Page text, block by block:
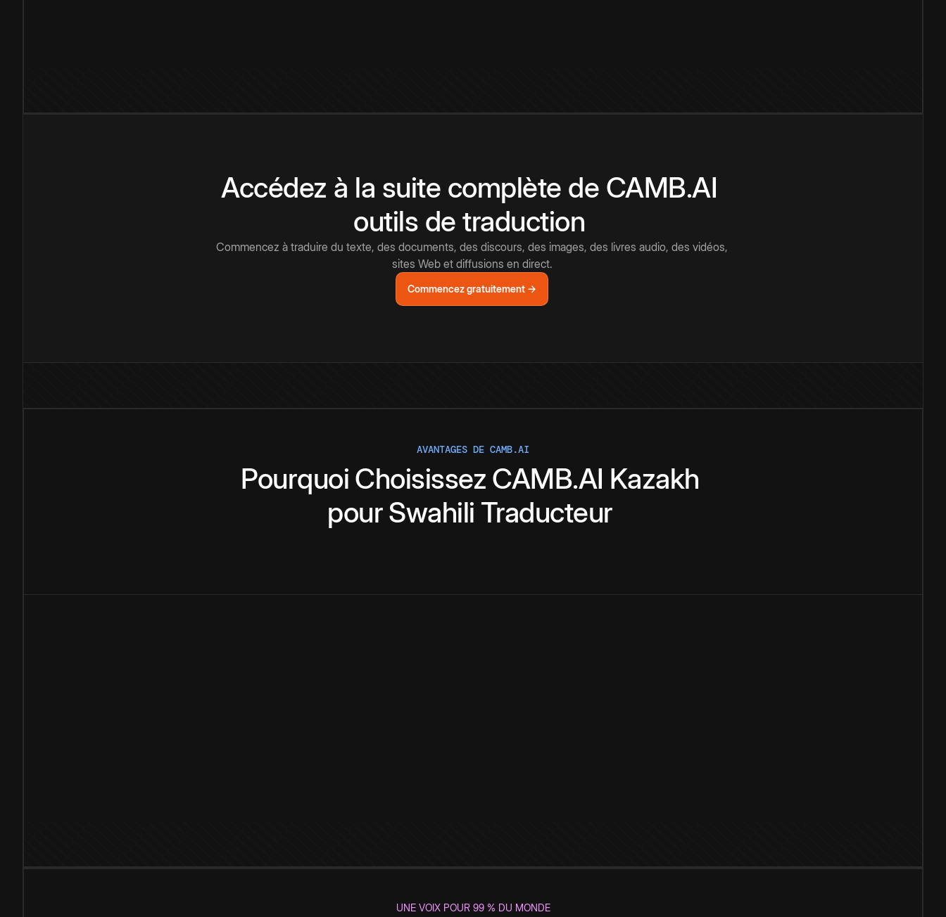
Accédez à la suite complète de CAMB.AI
outils de traduction
Commencez à traduire du texte, des documents, des discours, des images, des livres audio, des vidéos,
sites Web et diffusions en direct.
Commencez gratuitement →
AVANTAGES DE CAMB.AI
Pourquoi Choisissez CAMB.AI Kazakh
pourSwahili Traducteur
UNE VOIX POUR 99 % DU MONDE